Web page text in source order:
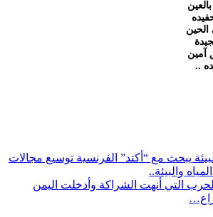
آمين
..
يبحث مع “أكتد” الفرنسية توسيع مجالات
والبيئة..
1994.. الحرب التي أنهت الشراكة وأدخلت اليمن